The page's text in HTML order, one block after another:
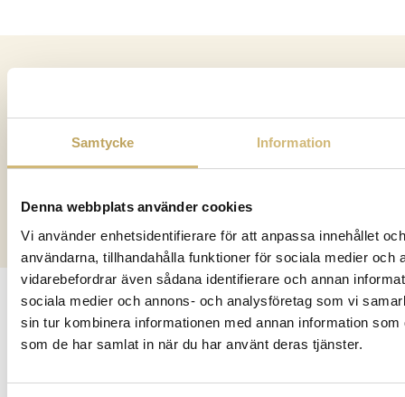
Samtycke Information
Denna webbplats använder cookies
Vi använder enhetsidentifierare för att anpassa innehållet
användarna, tillhandahålla funktioner för sociala medier och
vidarebefordrar även sådana identifierare och annan
sociala medier och annons- och analysföretag som vi
sin tur kombinera informationen med annan information
som de har samlat in när du har använt deras tjänster.
Postadress Packhusgatan 2
60238 Norrköping
Faktureringsadress: inbox.lev.1754241@arkivplats.se